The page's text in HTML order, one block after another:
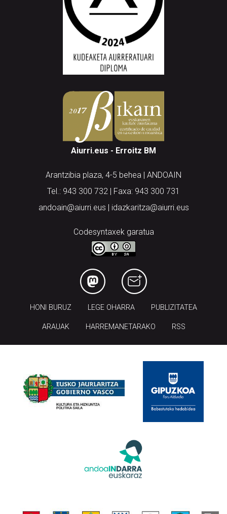
Aiurri.eus - Erroitz BM
Arantzibia plaza, 4-5 behea | ANDOAIN
Tel.: 943 300 732 | Faxa: 943 300 731
andoain@aiurri.eus | idazkaritza@aiurri.eus
Codesyntaxek garatua
HONI BURUZ LEGE OHARRA PUBLIZITATEA
ARAUAK HARREMANETARAKO RSS